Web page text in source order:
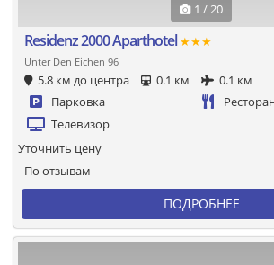
1 / 20
Residenz 2000 Aparthotel★★★
Unter Den Eichen 96
5.8 км до центра 0.1 км
0.1 км
Парковка
Телевизор
По отзывам
Уточнить цену
ПОДРОБНЕЕ